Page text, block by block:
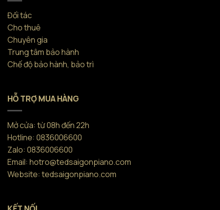
Đối tác
Cho thuê
Chuyên gia
Trung tâm bảo hành
Chế độ bảo hành, bảo trì
HỖ TRỢ MUA HÀNG
Mở cửa: từ 08h đến 22h
Hotline: 0836006600
Zalo: 0836006600
Email: hotro@tedsaigonpiano.com
Website: tedsaigonpiano.com